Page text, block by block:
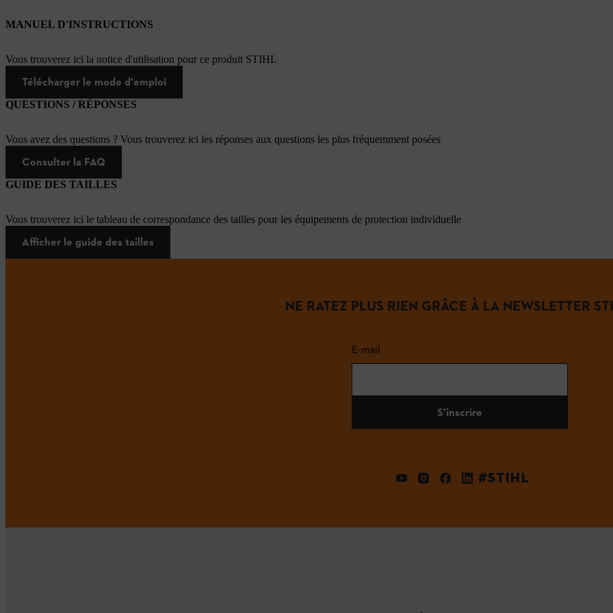
MANUEL D'INSTRUCTIONS
Vous trouverez ici la notice d'utilisation pour ce produit STIHL
Télécharger le mode d'emploi
QUESTIONS / RÉPONSES
Vous avez des questions ? Vous trouverez ici les réponses aux questions les plus fréquemment posées
Consulter la FAQ
GUIDE DES TAILLES
Vous trouverez ici le tableau de correspondance des tailles pour les équipements de protection individuelle
Afficher le guide des tailles
NE RATEZ PLUS RIEN GRÂCE À LA NEWSLETTER
E-mail
S'inscrire
#STIHL